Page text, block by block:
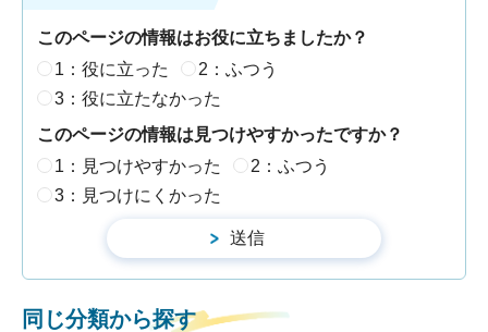
このページの情報はお役に立ちましたか？
1：役に立った
2：ふつう
3：役に立たなかった
このページの情報は見つけやすかったですか？
1：見つけやすかった
2：ふつう
3：見つけにくかった
同じ分類から探す